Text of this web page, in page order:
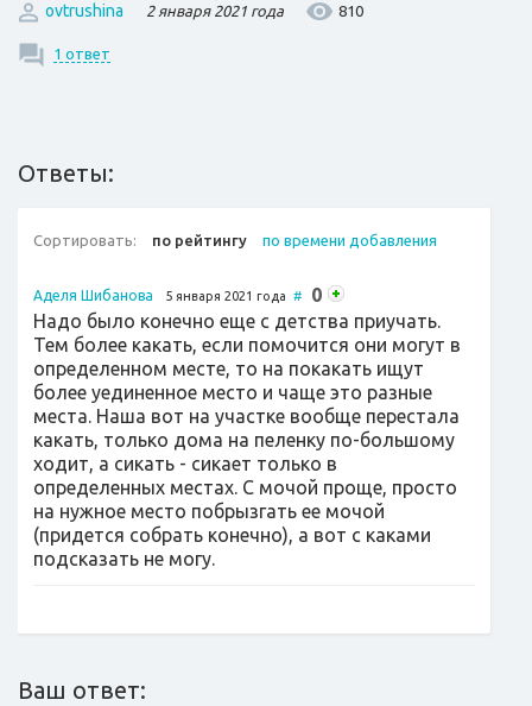
ovtrushina 2 января 2021 года 810
1 ответ
Ответы:
Сортировать: по рейтингу по времени добавления
Аделя Шибанова 5 января 2021 года #
0
Надо было конечно еще с детства приучать.
Тем более какать, если помочится они могут в
определенном месте, то на покакать ищут
более уединенное место и чаще это разные
места. Наша вот на участке вообще перестала
какать, только дома на пеленку по-большому
ходит, а сикать - сикает только в
определенных местах. С мочой проще, просто
на нужное место побрызгать ее мочой
(придется собрать конечно), а вот с каками
подсказать не могу.
Ваш ответ: